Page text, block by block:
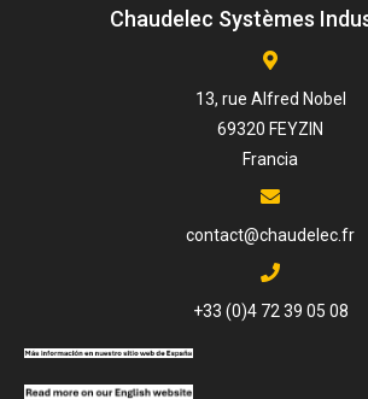
Chaudelec Systèmes
13, rue Alfred Nobel
69320 FEYZIN
Francia
contact@chaudelec.fr
+33 (0)4 72 39 05 08